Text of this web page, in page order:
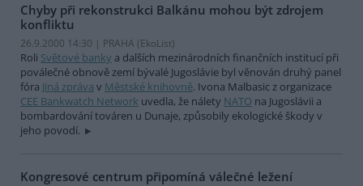
Chyby při rekonstrukci Balkánu mohou být zdrojem
konfliktu
26.9.2000 14:30 | PRAHA (EkoList)
Roli Světové banky a dalších mezinárodních finančních institucí při
poválečné obnově zemí bývalé Jugoslávie byl věnován druhý panel
fóra Jiná zpráva v Městské knihovně. Ivona Malbasic z organizace
CEE Bankwatch Network uvedla, že nálety NATO na Jugoslávii a
bombardování továren u Dunaje, způsobily ekologické škody v
jeho povodí.
Kongresové centrum připomíná válečné ležení